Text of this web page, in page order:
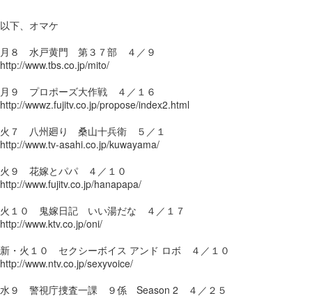
以下、オマケ
月８ 水戸黄門 第３７部 ４／９
http://www.tbs.co.jp/mito/
月９ プロポーズ大作戦 ４／１６
http://wwwz.fujitv.co.jp/propose/index2.html
火７ 八州廻り 桑山十兵衛 ５／１
http://www.tv-asahi.co.jp/kuwayama/
火９ 花嫁とパパ ４／１０
http://www.fujitv.co.jp/hanapapa/
火１０ 鬼嫁日記 いい湯だな ４／１７
http://www.ktv.co.jp/oni/
新・火１０ セクシーボイス アンド ロボ ４／１０
http://www.ntv.co.jp/sexyvoice/
水９ 警視庁捜査一課 ９係 Season 2 ４／２５